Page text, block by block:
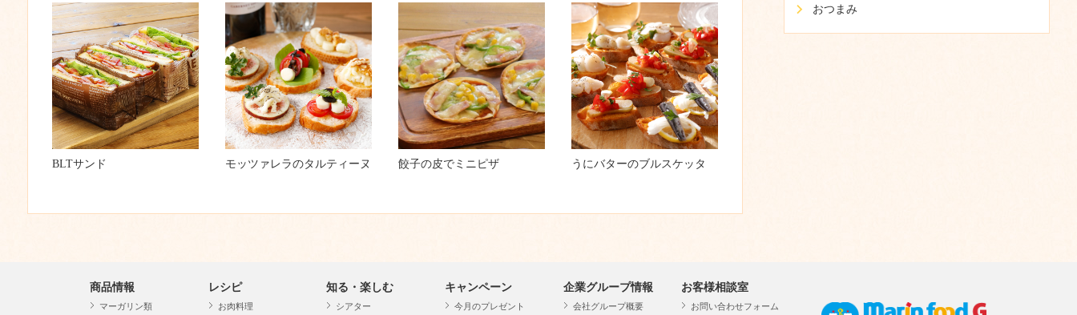
BLTサンド モッツァレラのタルティーヌ 餃子の皮でミニピザ うにバターのブルスケッタ
おつまみ
商品情報
マーガリン類
レシピ
お肉料理
知る・楽しむ
シアター
キャンペーン
今月のプレゼント
企業グループ情報
会社グループ概要
お客様相談室
お問い合わせフォーム